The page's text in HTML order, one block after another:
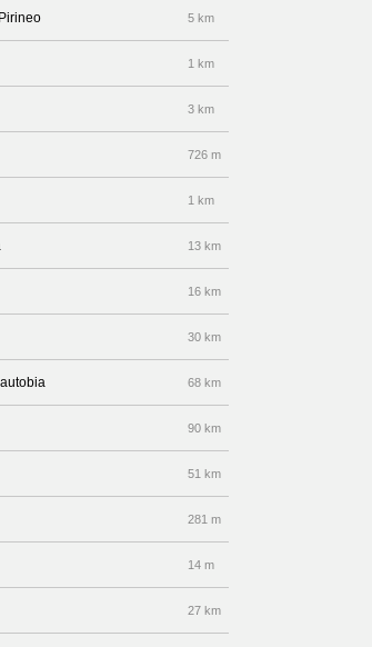
5 km
1 km
3 km
726 m
1 km
13 km
16 km
30 km
68 km
90 km
51 km
281 m
14 m
27 km